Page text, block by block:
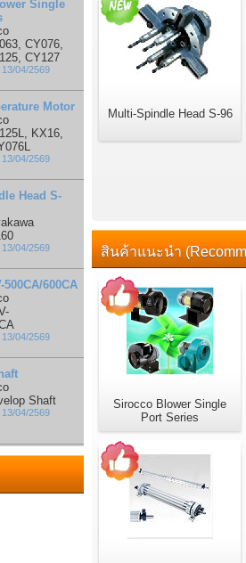
Multi-Spindle Head S-96
สินค้าแนะนำ
Sirocco Blower Single
Port Series
Single
CY076,
CY127
04/2569
Motor
KX16,
04/2569
Head S-
04/2569
500CA/600CA
04/2569
Shaft
04/2569